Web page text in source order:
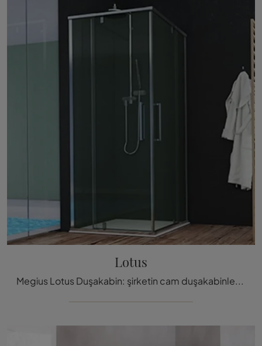
Lotus
Megius Lotus Duşakabin: şirketin cam duşakabinleri ve aksesuarları hakkında bilgi almak için tıklayın.